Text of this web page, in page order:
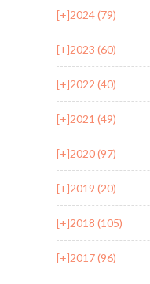
[+]2024 (79)
[+]2023 (60)
[+]2022 (40)
[+]2021 (49)
[+]2020 (97)
[+]2019 (20)
[+]2018 (105)
[+]2017 (96)